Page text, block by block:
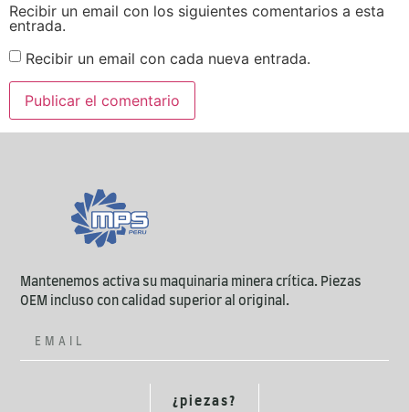
Recibir un email con los siguientes comentarios a esta
entrada.
Recibir un email con cada nueva entrada.
Mantenemos activa su maquinaria minera crítica. Piezas
OEM incluso con calidad superior al original.
¿piezas?